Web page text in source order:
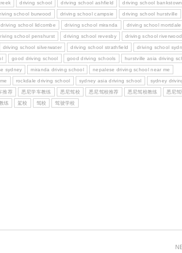
driving school driving school ashfield driving school bankstown
school burwood driving school campsie driving school hurstville
driving school lidcombe driving school miranda driving school mortdale
school penshurst driving school revesby driving school riverwood
driving school silverwater driving school strathfield driving school
good driving school good driving schools hurstville asia driving
sydney miranda driving school nepalese driving school near me
rockdale driving school sydney asia driving school sydney
推荐 悉尼学车教练 悉尼驾校 悉尼驾校推荐 悉尼驾校教练 悉尼驾
练 駕校 驾校 驾驶学校